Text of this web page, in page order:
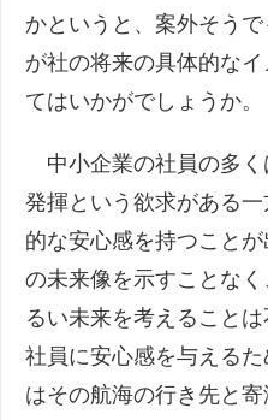
かというと、案外そう
が社の将来の具体的な
てはいかがでしょうか。
中小企業の社員の多く
発揮という欲求がある
的な安心感を持つこと
の未来像を示すことな
るい未来を考えることは
社員に安心感を与える
はその航海の行き先と